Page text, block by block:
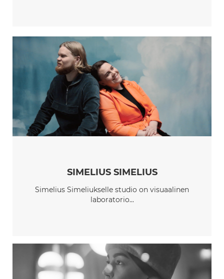
SIMELIUS SIMELIUS
Simelius Simeliukselle studio on visuaalinen
laboratorio...